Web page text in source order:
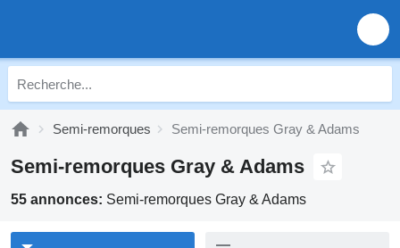
Semi-remorques Semi-remorques Gray & Adams
Semi-remorques Gray & Adams
55 annonces: Semi-remorques Gray & Adams